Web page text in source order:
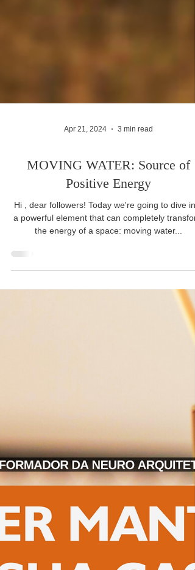
Apr 21, 2024 3 min read
MOVING WATER: Source of
Positive Energy
Hi , dear followers! Today we're going to dive